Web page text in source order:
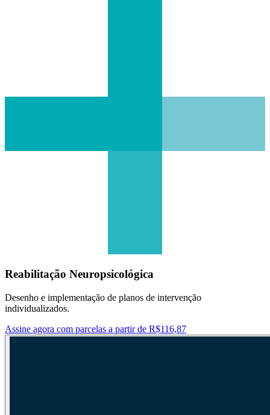
Reabilitação Neuropsicológica
Desenho e implementação de planos de intervenção
individualizados.
Assine agora com parcelas a partir de R$116,87